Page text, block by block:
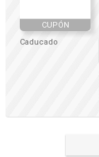
CUPÓN
Caducado